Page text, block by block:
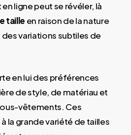
ligne peut se révéler, là
taille en raison de la nature
variations subtiles de
en lui des préférences
de style, de matériau et
vêtements. Ces
la grande variété de tailles